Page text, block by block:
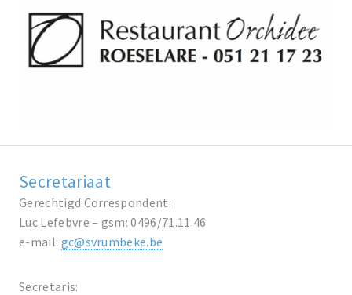
Secretariaat
Gerechtigd Correspondent:
Luc Lefebvre – gsm: 0496/71.11.46
e-mail: gc@svrumbeke.be
Secretaris: